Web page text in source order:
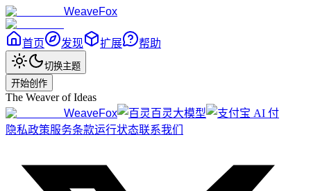
WeaveFox
首页 发现 扩展 帮助
切换主题
开始创作
The Weaver of Ideas
WeaveFox
百灵大模型
隐私政策服务条款运行状态联系我们